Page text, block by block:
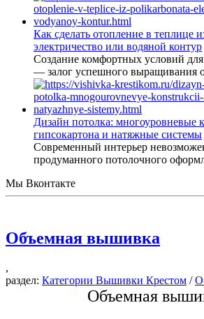
Как сделать отопление в теплице
электричество или водяной контур
Создание комфортных условий
— залог успешного выращивания
Дизайн потолка: многоуровневые
гипсокартона и натяжные системы
Современный интерьер
продуманного потолочного
Мы Вконтакте
Объемная вышивка
,
раздел: Категории Вышивки Крестом /
Объемная